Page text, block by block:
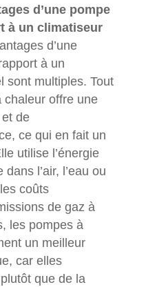
d’une pompe
à un climatiseur
d’une
à un
sont multiples. Tout
chaleur offre une
de
ce qui en fait un
utilise l’énergie
l’air, l’eau ou
coûts
de gaz à
les pompes à
un meilleur
car elles
que de la